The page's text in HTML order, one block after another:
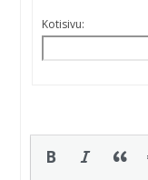
Kotisivu: